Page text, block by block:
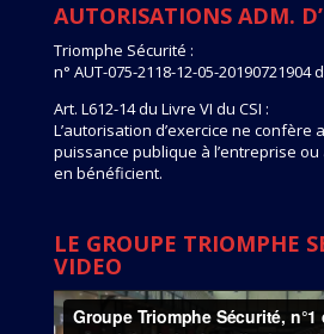
AUTORISATIONS ADM.
Triomphe Sécurité :
n° AUT-075-2118-12-05-20190721904
Art. L612-14 du Livre VI du CSI :
L’autorisation d’exercice ne confère
puissance publique à l’entreprise
en bénéficient.
LE GROUPE TRIOMPHE
VIDEO
Lecteur
vidéo